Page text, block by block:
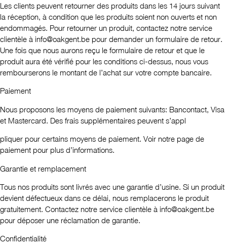
Les clients peuvent retourner des produits dans les 14 jours suivant
la réception, à condition que les produits soient non ouverts et non
endommagés. Pour retourner un produit, contactez notre service
clientèle à info@oakgent.be pour demander un formulaire de retour.
Une fois que nous aurons reçu le formulaire de retour et que le
produit aura été vérifié pour les conditions ci-dessus, nous vous
rembourserons le montant de l’achat sur votre compte bancaire.
Paiement
Nous proposons les moyens de paiement suivants: Bancontact, Visa
et Mastercard. Des frais supplémentaires peuvent s’appl
pliquer pour certains moyens de paiement. Voir notre page de
paiement pour plus d’informations.
Garantie et remplacement
Tous nos produits sont livrés avec une garantie d’usine. Si un produit
devient défectueux dans ce délai, nous remplacerons le produit
gratuitement. Contactez notre service clientèle à info@oakgent.be
pour déposer une réclamation de garantie.
Confidentialité